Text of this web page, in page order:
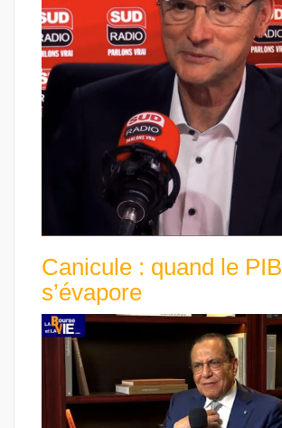
Canicule : quand le PIB
s’évapore